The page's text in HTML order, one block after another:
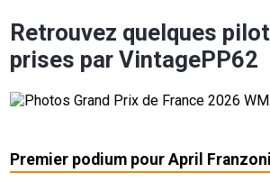
Retrouvez quelques
prises par VintagePP62
Premier podium pour April